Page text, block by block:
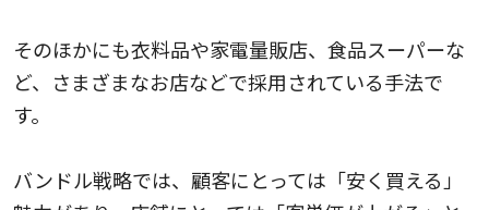
そのほかにも衣料品や家電量販店、食品スーパーな
ど、さまざまなお店などで採用されている手法で
す。
バンドル戦略では、顧客にとっては「安く買える」